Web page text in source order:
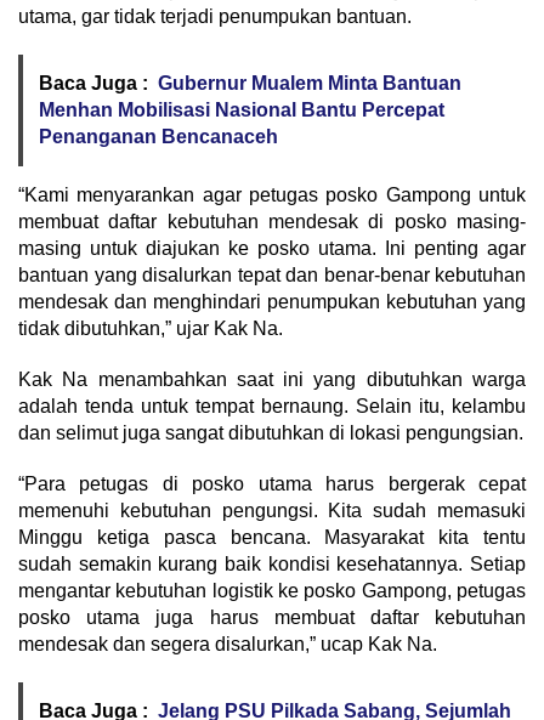
utama, gar tidak terjadi penumpukan bantuan.
Baca Juga : Gubernur Mualem Minta Bantuan
Menhan Mobilisasi Nasional Bantu Percepat
Penanganan Bencanaceh
“Kami menyarankan agar petugas posko Gampong untuk
membuat daftar kebutuhan mendesak di posko masing-
masing untuk diajukan ke posko utama. Ini penting agar
bantuan yang disalurkan tepat dan benar-benar kebutuhan
mendesak dan menghindari penumpukan kebutuhan yang
tidak dibutuhkan,” ujar Kak Na.
Kak Na menambahkan saat ini yang dibutuhkan warga
adalah tenda untuk tempat bernaung. Selain itu, kelambu
dan selimut juga sangat dibutuhkan di lokasi pengungsian.
“Para petugas di posko utama harus bergerak cepat
memenuhi kebutuhan pengungsi. Kita sudah memasuki
Minggu ketiga pasca bencana. Masyarakat kita tentu
sudah semakin kurang baik kondisi kesehatannya. Setiap
mengantar kebutuhan logistik ke posko Gampong, petugas
posko utama juga harus membuat daftar kebutuhan
mendesak dan segera disalurkan,” ucap Kak Na.
Baca Juga : Jelang PSU Pilkada Sabang, Sejumlah